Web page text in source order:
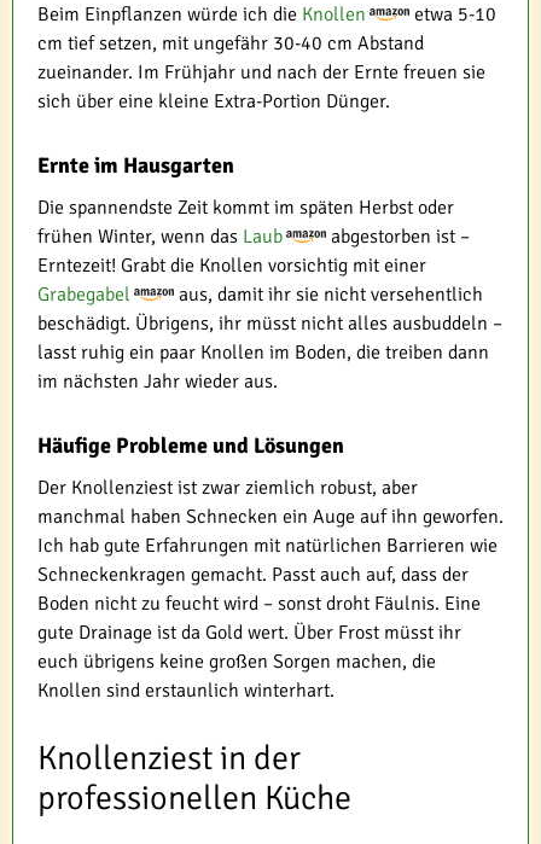
Beim Einpflanzen würde ich die Knollen
etwa 5-10
cm tief setzen, mit ungefähr 30-40 cm Abstand
zueinander. Im Frühjahr und nach der Ernte freuen sie
sich über eine kleine Extra-Portion Dünger.
Ernte im Hausgarten
Die spannendste Zeit kommt im späten Herbst oder
frühen Winter, wenn das Laub
abgestorben ist –
Erntezeit! Grabt die Knollen vorsichtig mit einer
Grabegabel
aus, damit ihr sie nicht versehentlich
beschädigt. Übrigens, ihr müsst nicht alles ausbuddeln –
lasst ruhig ein paar Knollen im Boden, die treiben dann
im nächsten Jahr wieder aus.
Häufige Probleme und Lösungen
Der Knollenziest ist zwar ziemlich robust, aber
manchmal haben Schnecken ein Auge auf ihn geworfen.
Ich hab gute Erfahrungen mit natürlichen Barrieren wie
Schneckenkragen gemacht. Passt auch auf, dass der
Boden nicht zu feucht wird – sonst droht Fäulnis. Eine
gute Drainage ist da Gold wert. Über Frost müsst ihr
euch übrigens keine großen Sorgen machen, die
Knollen sind erstaunlich winterhart.
Knollenziest in der
professionellen Küche